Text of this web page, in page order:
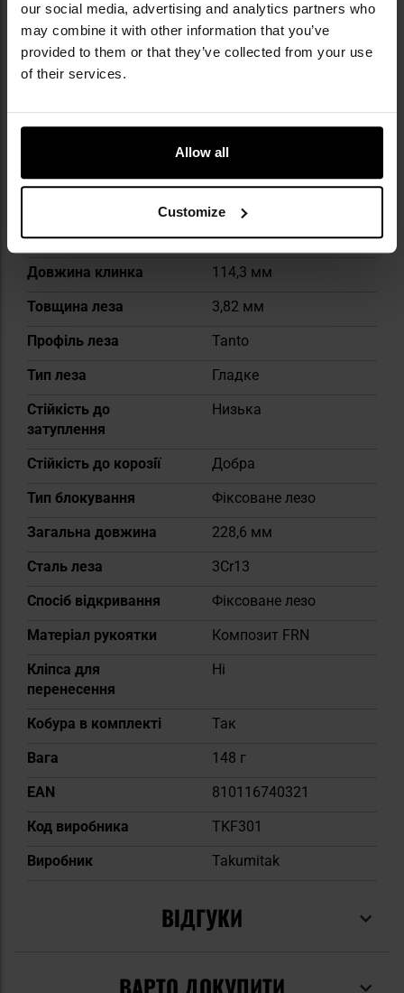
our social media, advertising and analytics partners who
may combine it with other information that you’ve
provided to them or that they’ve collected from your use
of their services.
Allow all
Customize
якості.
ТЕХНІЧНІ ДАНІ
лезом
Військово-
тактичний
Довжина клинка
114,3 мм
Товщина леза
3,82 мм
Профіль леза
Tanto
Тип леза
Гладке
Стійкість до
затуплення
Низька
Стійкість до корозії
Добра
Тип блокування
Фіксоване лезо
Загальна довжина
228,6 мм
Сталь леза
3Cr13
Спосіб відкривання
Фіксоване лезо
Матеріал рукоятки
Композит FRN
Кліпса для
перенесення
Ні
Кобура в комплекті
Так
Вага
148 г
EAN
810116740321
Код виробника
TKF301
Виробник
Takumitak
ВІДГУКИ